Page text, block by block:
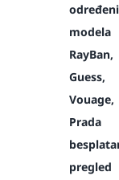
modela
RayBan,
Guess,
Vouage,
Prada
pregled